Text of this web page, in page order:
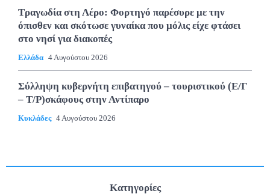
Τραγωδία στη Λέρο: Φορτηγό παρέσυρε με την
όπισθεν και σκότωσε γυναίκα που μόλις είχε φτάσει
στο νησί για διακοπές
Ελλάδα 4 Αυγούστου 2026
Σύλληψη κυβερνήτη επιβατηγού – τουριστικού (Ε/Γ
– Τ/Ρ)σκάφους στην Αντίπαρο
Κυκλάδες 4 Αυγούστου 2026
Κατηγορίες